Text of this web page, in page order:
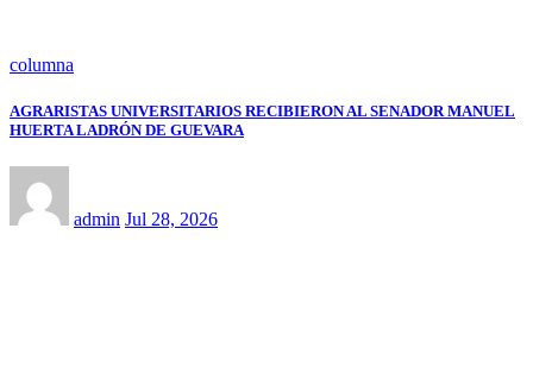
columna
AGRARISTAS UNIVERSITARIOS RECIBIERON AL SENADOR MANUEL
HUERTA LADRÓN DE GUEVARA
admin Jul 28, 2026